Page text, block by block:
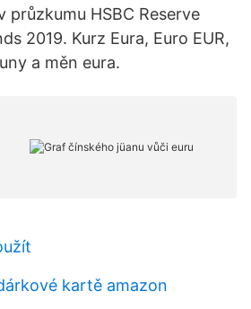
průzkumu HSBC Reserve
2019. Kurz Eura, Euro EUR,
a měn eura.
kartě amazon